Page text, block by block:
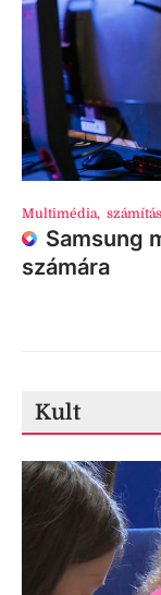
Multimédia,
Samsung
számára
Kult